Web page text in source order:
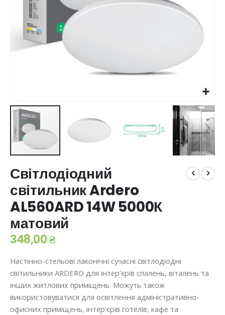
до
початку
галереї
зображень
Світлодіодний
світильник Ardero
AL560ARD 14W 5000К
матовий
348,00 ₴
Настінно-стельові лаконічні сучасні світлодіодні
світильники ARDERO для інтер’єрів спалень, віталень та
інших житлових приміщень. Можуть також
використовуватися для освітлення адміністративно-
офисних приміщень, інтер'єрів готелів, кафе та